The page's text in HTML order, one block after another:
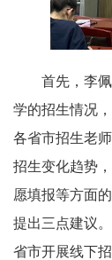
首先，李
学的招生情况
各省市招生老
招生变化趋势
愿填报等方面
提出三点建议
省市开展线下